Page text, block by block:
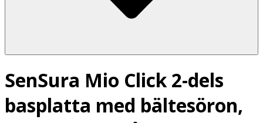
SenSura Mio Click 2-dels
basplatta med bältesöron,